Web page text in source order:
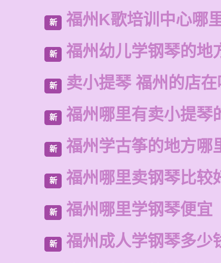
新 福州K歌培训中心哪
新 福州幼儿学钢琴的地
新 卖小提琴 福州的店
新 福州哪里有卖小提琴
新 福州学古筝的地方哪
新 福州哪里卖钢琴比较
新 福州哪里学钢琴便宜
新 福州成人学钢琴多少